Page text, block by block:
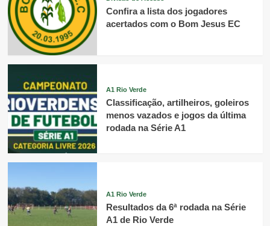
Confira a lista dos jogadores
acertados com o Bom Jesus EC
A1 Rio Verde
Classificação, artilheiros, goleiros
menos vazados e jogos da última
rodada na Série A1
A1 Rio Verde
Resultados da 6ª rodada na Série
A1 de Rio Verde